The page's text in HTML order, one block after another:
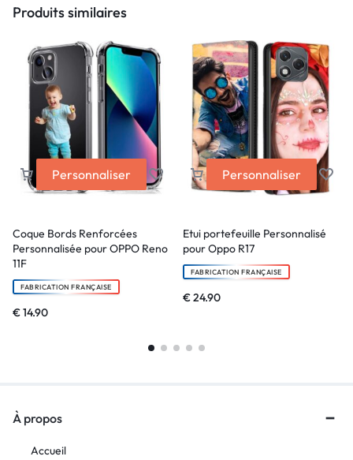
Produits similaires
Personnaliser
Coque Bords Renforcées
Personnalisée pour OPPO Reno
11F
FABRICATION FRANÇAISE
€14.90
Personnaliser
Etui portefeuille Personnalisé
pour Oppo R17
FABRICATION FRANÇAISE
€24.90
À propos
Accueil